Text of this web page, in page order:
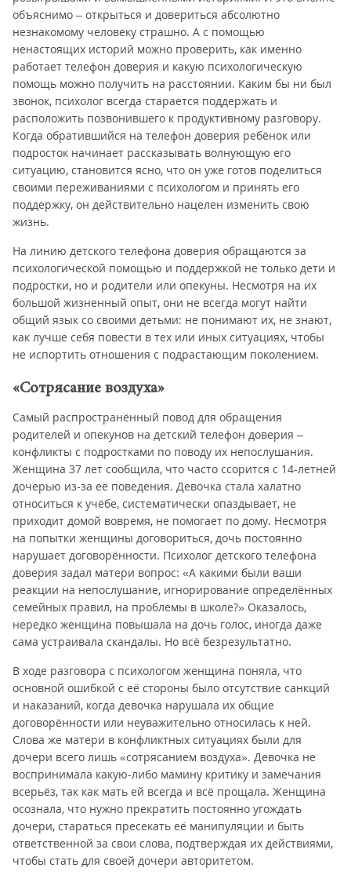
объяснимо – открыться и довериться абсолютно
незнакомому человеку страшно. А с помощью
ненастоящих историй можно проверить, как именно
работает телефон доверия и какую психологическую
помощь можно получить на расстоянии. Каким бы ни был
звонок, психолог всегда старается поддержать и
расположить позвонившего к продуктивному разговору.
Когда обратившийся на телефон доверия ребёнок или
подросток начинает рассказывать волнующую его
ситуацию, становится ясно, что он уже готов поделиться
своими переживаниями с психологом и принять его
поддержку, он действительно нацелен изменить свою
жизнь.
На линию детского телефона доверия обращаются за
психологической помощью и поддержкой не только дети и
подростки, но и родители или опекуны. Несмотря на их
большой жизненный опыт, они не всегда могут найти
общий язык со своими детьми: не понимают их, не знают,
как лучше себя повести в тех или иных ситуациях, чтобы
не испортить отношения с подрастающим поколением.
«Сотрясание воздуха»
Самый распространённый повод для обращения
родителей и опекунов на детский телефон доверия –
конфликты с подростками по поводу их непослушания.
Женщина 37 лет сообщила, что часто ссорится с 14-летней
дочерью из-за её поведения. Девочка стала халатно
относиться к учёбе, систематически опаздывает, не
приходит домой вовремя, не помогает по дому. Несмотря
на попытки женщины договориться, дочь постоянно
нарушает договорённости. Психолог детского телефона
доверия задал матери вопрос: «А какими были ваши
реакции на непослушание, игнорирование определённых
семейных правил, на проблемы в школе?» Оказалось,
нередко женщина повышала на дочь голос, иногда даже
сама устраивала скандалы. Но всё безрезультатно.
В ходе разговора с психологом женщина поняла, что
основной ошибкой с её стороны было отсутствие санкций
и наказаний, когда девочка нарушала их общие
договорённости или неуважительно относилась к ней.
Слова же матери в конфликтных ситуациях были для
дочери всего лишь «сотрясанием воздуха». Девочка не
воспринимала какую-либо мамину критику и замечания
всерьёз, так как мать ей всегда и всё прощала. Женщина
осознала, что нужно прекратить постоянно угождать
дочери, стараться пресекать её манипуляции и быть
ответственной за свои слова, подтверждая их действиями,
чтобы стать для своей дочери авторитетом.